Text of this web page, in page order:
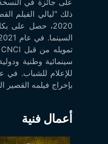
ذلك "ليالي الفيلم
2020، حصل على
بإخراج فيلمه القصير
أعمال فنية